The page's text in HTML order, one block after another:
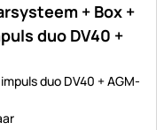
+ Box +
duo DV40 +
duo DV40 + AGM-